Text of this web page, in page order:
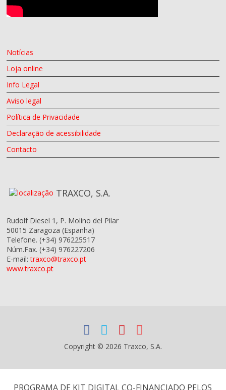
Notícias
Loja online
Info Legal
Aviso legal
Política de Privacidade
Declaração de acessibilidade
Contacto
TRAXCO, S.A.
Rudolf Diesel 1, P. Molino del Pilar
50015 Zaragoza (Espanha)
Telefone.(+34) 976225517
Núm.Fax.(+34) 976227206
E-mail:traxco@traxco.pt
www.traxco.pt
Copyright © 2026 Traxco, S.A.
PROGRAMA DE KIT DIGITAL CO-FINANCIADO PELOS